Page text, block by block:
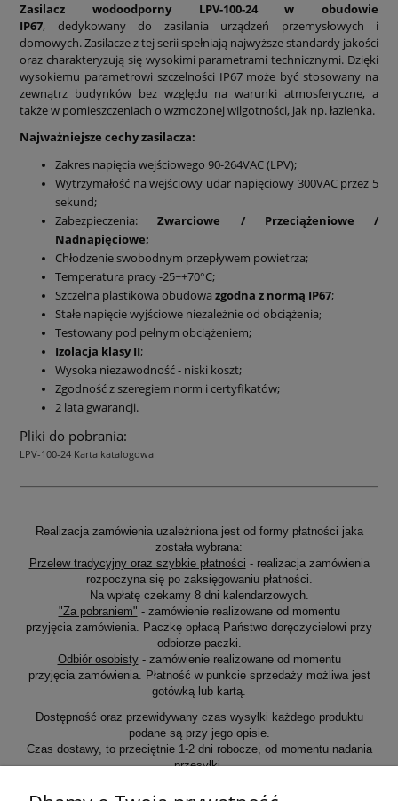
Zasilacz wodoodporny LPV-100-24 w obudowie
IP67, dedykowany do zasilania urządzeń przemysłowych i
domowych. Zasilacze z tej serii spełniają najwyższe standardy jakości
oraz charakteryzują się wysokimi parametrami technicznymi. Dzięki
wysokiemu parametrowi szczelności IP67 może być stosowany na
zewnątrz budynków bez względu na warunki atmosferyczne, a
także w pomieszczeniach o wzmożonej wilgotności, jak np. łazienka.
Najważniejsze cechy zasilacza:
Zakres napięcia wejściowego 90-264VAC (LPV);
Wytrzymałość na wejściowy udar napięciowy 300VAC przez 5
sekund;
Zabezpieczenia:Zwarciowe / Przeciążeniowe /
Nadnapięciowe;
Chłodzenie swobodnym przepływem powietrza;
Temperatura pracy -25~+70°C;
Szczelna plastikowa obudowa zgodna z normą IP67;
Stałe napięcie wyjściowe niezależnie od obciążenia;
Testowany pod pełnym obciążeniem;
Izolacja klasy II;
Wysoka niezawodność - niski koszt;
Zgodność z szeregiem norm i certyfikatów;
2 lata gwarancji.
Pliki do pobrania:
LPV-100-24 Karta katalogowa
Realizacja zamówienia uzależniona jest od formy płatności jaka
została wybrana:
Przelew tradycyjny oraz szybkie płatności - realizacja zamówienia
rozpoczyna się po zaksięgowaniu płatności.
Na wpłatę czekamy 8 dni kalendarzowych.
"Za pobraniem" - zamówienie realizowane od momentu
przyjęcia zamówienia. Paczkę opłacą Państwo doręczycielowi przy
odbiorze paczki.
Odbiór osobisty- zamówienie realizowane od momentu
przyjęcia zamówienia. Płatność w punkcie sprzedaży możliwa jest
gotówką lub kartą.
Dostępność oraz przewidywany czas wysyłki każdego produktu
podane są przy jego opisie.
Czas dostawy, to przeciętnie 1-2 dni robocze, od momentu nadania
przesyłki.